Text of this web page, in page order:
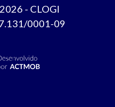
- CLOGI
0001-09